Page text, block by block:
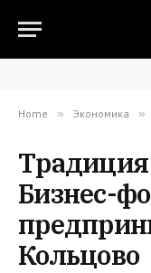
Home » Экономика »
Бизнес-
Кольцово